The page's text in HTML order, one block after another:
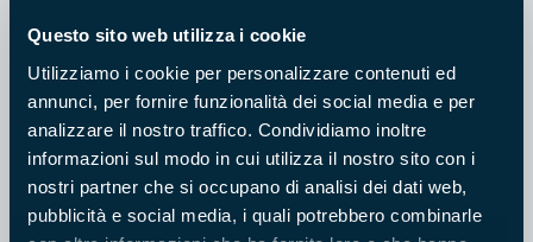
Questo sito web utilizza i cookie
Utilizziamo i cookie per personalizzare contenuti ed
annunci, per fornire funzionalità dei social media e per
analizzare il nostro traffico. Condividiamo inoltre
informazioni sul modo in cui utilizza il nostro sito con i
nostri partner che si occupano di analisi dei dati web,
pubblicità e social media, i quali potrebbero combinarle
OBIETTIVI DEL PROGETTO
Valutazione del rischio e preallarme: migliorare il
monitoraggio della sindrome da declino fornendo
un nuovo protocollo di valutazione del rischio,